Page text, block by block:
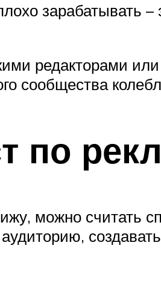
зарабатывать –
редакторами
сообщества
по
можно считать